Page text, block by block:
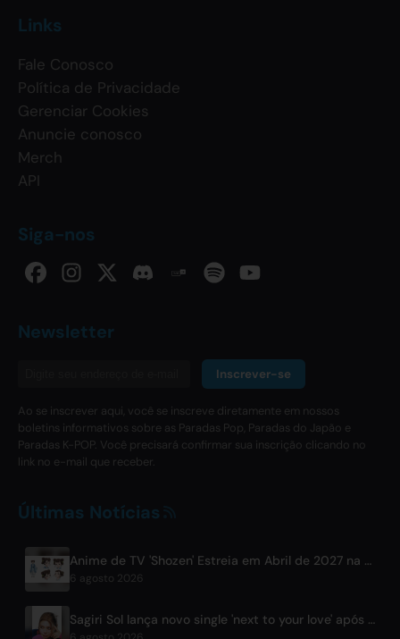
Links
Fale Conosco
Política de Privacidade
Gerenciar Cookies
Anuncie conosco
Merch
API
Siga-nos
Newsletter
Inscrever-se
Ao se inscrever aqui, você se inscreve diretamente em nossos
boletins informativos sobre as Paradas Pop, Paradas do Japão e
Paradas K-POP. Você precisará confirmar sua inscrição clicando no
link no e-mail que receber.
Últimas Notícias
Anime de TV 'Shozen' Estreia em Abril de 2027 na Fuji TV
6 agosto 2026
Sagiri Sol lança novo single 'next to your love' após hiato